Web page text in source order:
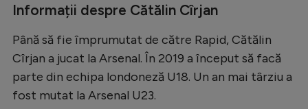
Informații despre Cătălin Cîrjan
Până să fie împrumutat de către Rapid, Cătălin
Cîrjan a jucat la Arsenal. În 2019 a început să facă
parte din echipa londoneză U18. Un an mai târziu a
fost mutat la Arsenal U23.